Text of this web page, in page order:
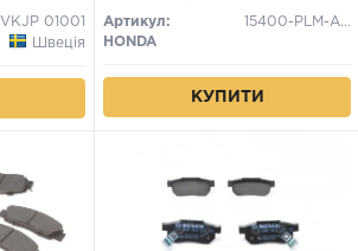
VKJP 01001
Швеція
Артикул:
15400-PLM-A02
HONDA
КУПИТИ